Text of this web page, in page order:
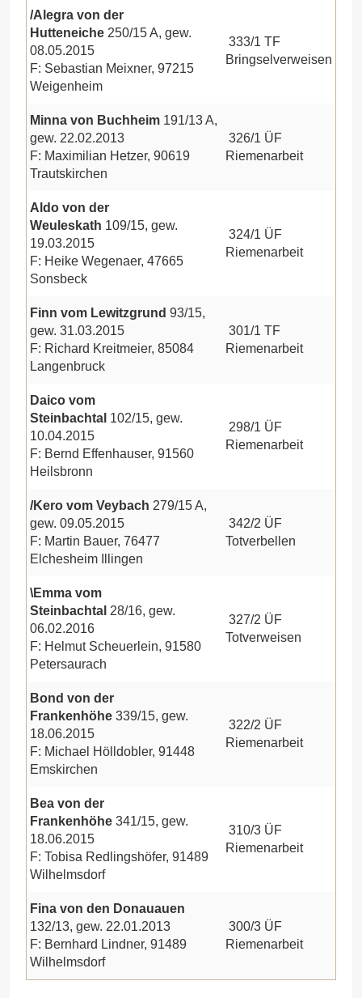
/Alegra von der
Hutteneiche 250/15 A, gew.
08.05.2015
F: Sebastian Meixner, 97215
Weigenheim
333/1 TF
Bringselverweisen
Minna von Buchheim 191/13 A,
gew. 22.02.2013
F: Maximilian Hetzer, 90619
Trautskirchen
326/1 ÜF
Riemenarbeit
Aldo von der
Weuleskath 109/15, gew.
19.03.2015
F: Heike Wegenaer, 47665
Sonsbeck
324/1 ÜF
Riemenarbeit
Finn vom Lewitzgrund 93/15,
gew. 31.03.2015
F: Richard Kreitmeier, 85084
Langenbruck
301/1 TF
Riemenarbeit
Daico vom
Steinbachtal 102/15, gew.
10.04.2015
F: Bernd Effenhauser, 91560
Heilsbronn
298/1 ÜF
Riemenarbeit
/Kero vom Veybach 279/15 A,
gew. 09.05.2015
F: Martin Bauer, 76477
Elchesheim Illingen
342/2 ÜF
Totverbellen
\Emma vom
Steinbachtal 28/16, gew.
06.02.2016
F: Helmut Scheuerlein, 91580
Petersaurach
327/2 ÜF
Totverweisen
Bond von der
Frankenhöhe 339/15, gew.
18.06.2015
F: Michael Hölldobler, 91448
Emskirchen
322/2 ÜF
Riemenarbeit
Bea von der
Frankenhöhe 341/15, gew.
18.06.2015
F: Tobisa Redlingshöfer, 91489
Wilhelmsdorf
310/3 ÜF
Riemenarbeit
Fina von den Donauauen
132/13, gew. 22.01.2013
F: Bernhard Lindner, 91489
Wilhelmsdorf
300/3 ÜF
Riemenarbeit